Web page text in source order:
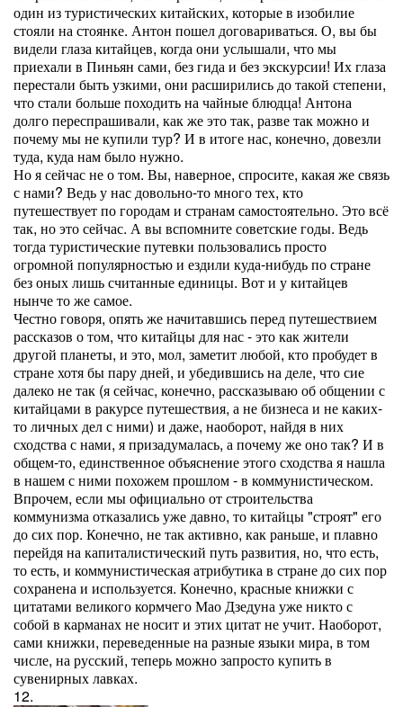
один из туристических китайских, которые в изобилие
стояли на стоянке. Антон пошел договариваться. О, вы бы
видели глаза китайцев, когда они услышали, что мы
приехали в Пиньян сами, без гида и без экскурсии! Их глаза
перестали быть узкими, они расширились до такой степени,
что стали больше походить на чайные блюдца! Антона
долго переспрашивали, как же это так, разве так можно и
почему мы не купили тур? И в итоге нас, конечно, довезли
туда, куда нам было нужно.
Но я сейчас не о том. Вы, наверное, спросите, какая же связь
с нами? Ведь у нас довольно-то много тех, кто
путешествует по городам и странам самостоятельно. Это всё
так, но это сейчас. А вы вспомните советские годы. Ведь
тогда туристические путевки пользовались просто
огромной популярностью и ездили куда-нибудь по стране
без оных лишь считанные единицы. Вот и у китайцев
нынче то же самое.
Честно говоря, опять же начитавшись перед путешествием
рассказов о том, что китайцы для нас - это как жители
другой планеты, и это, мол, заметит любой, кто пробудет в
стране хотя бы пару дней, и убедившись на деле, что сие
далеко не так (я сейчас, конечно, рассказываю об общении с
китайцами в ракурсе путешествия, а не бизнеса и не каких-
то личных дел с ними) и даже, наоборот, найдя в них
сходства с нами, я призадумалась, а почему же оно так? И в
общем-то, единственное объяснение этого сходства я нашла
в нашем с ними похожем прошлом - в коммунистическом.
Впрочем, если мы официально от строительства
коммунизма отказались уже давно, то китайцы "строят" его
до сих пор. Конечно, не так активно, как раньше, и плавно
перейдя на капиталистический путь развития, но, что есть,
то есть, и коммунистическая атрибутика в стране до сих пор
сохранена и используется. Конечно, красные книжки с
цитатами великого кормчего Мао Дзедуна уже никто с
собой в карманах не носит и этих цитат не учит. Наоборот,
сами книжки, переведенные на разные языки мира, в том
числе, на русский, теперь можно запросто купить в
сувенирных лавках.
12.